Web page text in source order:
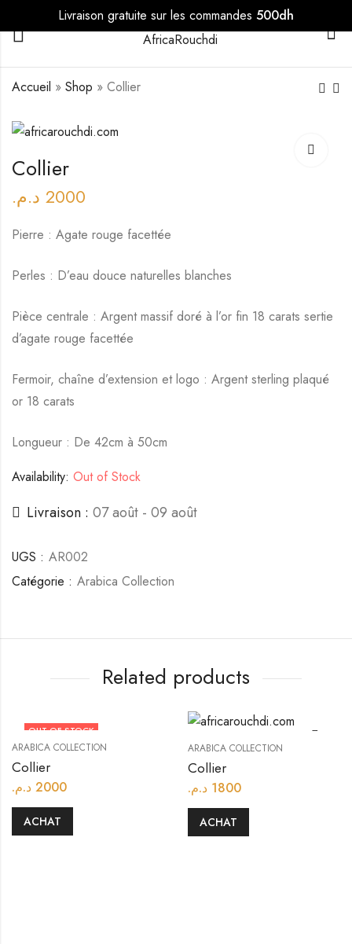
Livraison gratuite sur les commandes 500dh
Accueil » Shop » Collier
Collier
2000 د.م.
Pierre : Agate rouge facettée
Perles : D’eau douce naturelles blanches
Pièce centrale : Argent massif doré à l’or fin 18 carats sertie
d’agate rouge facettée
Fermoir, chaîne d’extension et logo : Argent sterling plaqué
or 18 carats
Longueur : De 42cm à 50cm
Availability: Out of Stock
Livraison : 07 août - 09 août
UGS : AR002
Catégorie : Arabica Collection
Related products
OUT OF STOCK
ARABICA COLLECTION
Collier
2000 د.م.
ACHAT
ARABICA COLLECTION
Collier
1800 د.م.
ACHAT